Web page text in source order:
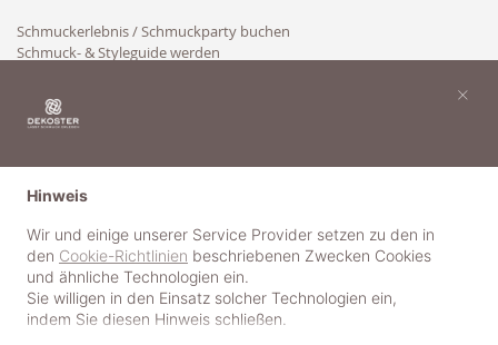
Schmuckerlebnis / Schmuckparty buchen
Schmuck- & Styleguide werden
Hinweis
Wir und einige unserer Service Provider setzen zu den in
den Cookie-Richtlinien beschriebenen Zwecken Cookies
und ähnliche Technologien ein.
Sie willigen in den Einsatz solcher Technologien ein,
indem Sie diesen Hinweis schließen.
×